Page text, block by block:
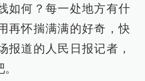
如何？每一处地方有什
再怀揣满满的好奇，快
报道的人民日报记者，